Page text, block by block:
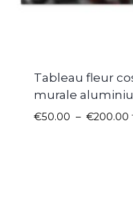
Tableau fleur
murale
€50.00 – €200.00